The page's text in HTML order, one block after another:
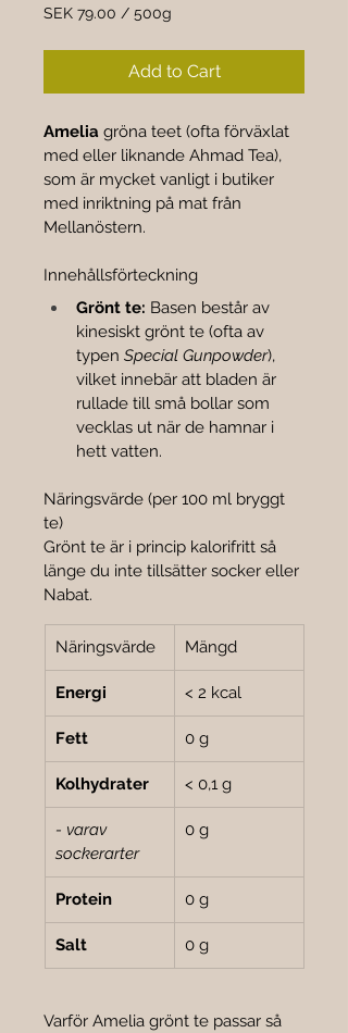
SEK 79.00 / 500g
per
Grams
Add to Cart
Amelia gröna teet (ofta förväxlat
med eller liknande Ahmad Tea),
som är mycket vanligt i butiker
med inriktning på mat från
Mellanöstern.
Innehållsförteckning
Grönt te: Basen består av
kinesiskt grönt te (ofta av
typen Special Gunpowder),
vilket innebär att bladen är
rullade till små bollar som
vecklas ut när de hamnar i
hett vatten.
Näringsvärde (per 100 ml bryggt
te)
Grönt te är i princip kalorifritt så
länge du inte tillsätter socker eller
Nabat.
Näringsvärde Mängd
Energi < 2 kcal
Fett 0 g
Kolhydrater < 0,1 g
- varav
sockerarter
0 g
Protein 0 g
Salt 0 g
Varför Amelia grönt te passar så